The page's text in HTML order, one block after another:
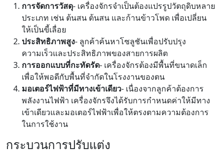
การจัดการวัสดุ- เครื่องจักรจำเป็นต้องแปรรูปวัตถุดิบหลาย
ประเภท เช่น ต้นสน ต้นสน และก้านข้าวโพด เพื่อเปลี่ยน
ให้เป็นขี้เลื่อย
ประสิทธิภาพสูง- ลูกค้าค้นหาโซลูชันเพื่อปรับปรุง
ความเร็วและประสิทธิภาพของสายการผลิต
การออกแบบที่กะทัดรัด- เครื่องจักรต้องมีพื้นที่ขนาดเล็ก
เพื่อให้พอดีกับพื้นที่จำกัดในโรงงานของตน
มอเตอร์ไฟฟ้าที่มีทางเข้าเดียว- เนื่องจากลูกค้าต้องการ
พลังงานไฟฟ้า เครื่องจักรจึงได้รับการกำหนดค่าให้มีทาง
เข้าเดียวและมอเตอร์ไฟฟ้าเพื่อให้ตรงตามความต้องการ
ในการใช้งาน
กระบวนการปรับแต่ง